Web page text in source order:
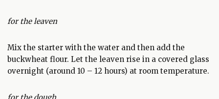
for the leaven
Mix the starter with the water and then add the
buckwheat flour. Let the leaven rise in a covered glass
overnight (around 10 – 12 hours) at room temperature.